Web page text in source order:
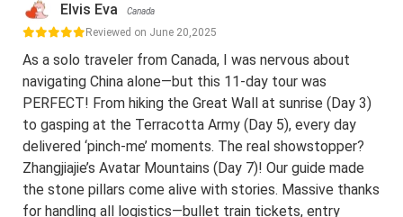
Elvis Eva Canada
Reviewed on June 20,2025
As a solo traveler from Canada, I was nervous about
navigating China alone—but this 11-day tour was
PERFECT! From hiking the Great Wall at sunrise (Day 3)
to gasping at the Terracotta Army (Day 5), every day
delivered ‘pinch-me’ moments. The real showstopper?
Zhangjiajie’s Avatar Mountains (Day 7)! Our guide made
the stone pillars come alive with stories. Massive thanks
for handling all logistics—bullet train tickets, entry